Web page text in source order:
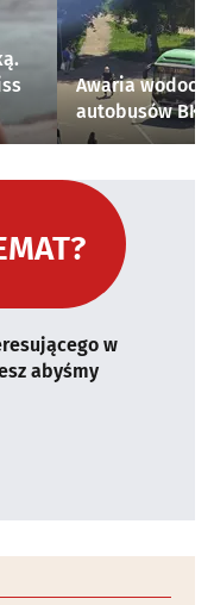
Awaria
autobusów
w
abyśmy